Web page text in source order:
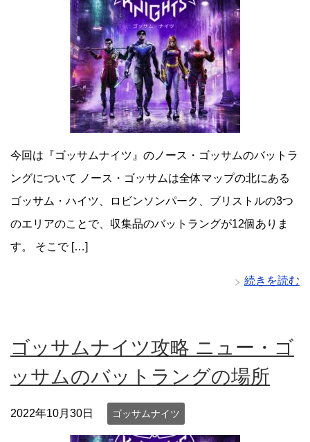
今回は『ゴッサムナイツ』のノース・ゴッサムのバットラ
ングについて ノース・ゴッサムは全体マップの北にある
ゴッサム・ハイツ、ロビンソンパーク、ブリストルの3つ
のエリアのことで、収集品のバットラングが12個ありま
す。 そこで […]
続きを読む
ゴッサムナイツ攻略 ニュー・ゴ
ッサムのバットラングの場所
2022年10月30日 ゴッサムナイツ